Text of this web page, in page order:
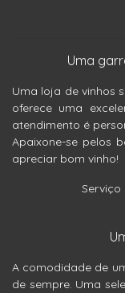
Uma
Uma loja de vinhos
oferece uma
atendimento é
Apaixone-se pelos
apreciar bom vinho!
Serviço
A comodidade de
de sempre. Uma